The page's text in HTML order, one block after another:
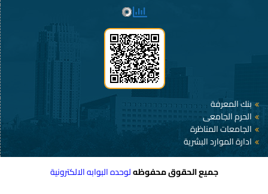
بنك المعرفة
الحرم الجامعى
الجامعات المناظرة
ادارة الموارد البشرية
جميع الحقوق محفوظهلوحده البوابه الالكترونية